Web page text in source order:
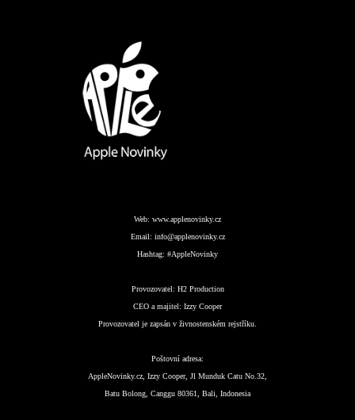
Web: www.applenovinky.cz
Email: info@applenovinky.cz
Hashtag: #AppleNovinky
Provozovatel: H2 Production
CEO a majitel: Izzy Cooper
Provozovatel je zapsán v živnostenském rejstříku.
Poštovní adresa:
AppleNovinky.cz, Izzy Cooper, Jl Munduk Catu No.32,
Batu Bolong, Canggu 80361, Bali, Indonesia